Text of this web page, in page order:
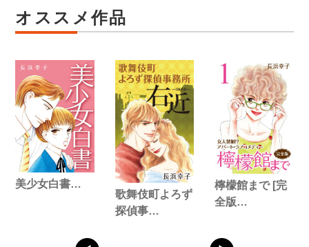
オススメ作品
美少女白書…
歌舞伎町よろず
探偵事…
檸檬館まで [完
全版…